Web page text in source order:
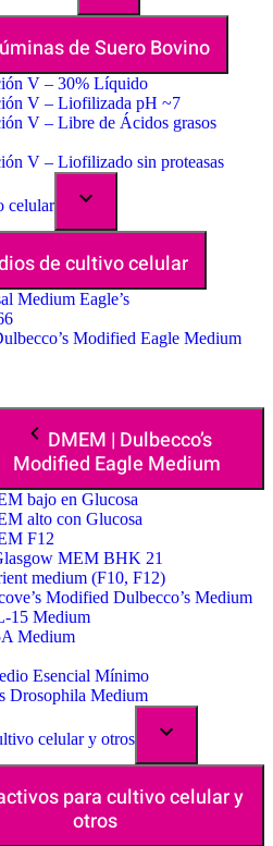
de Suero Bovino
V – 30% Líquido
V – Liofilizada pH ~7
V – Libre de Ácidos grasos
V – Liofilizado sin proteasas
celular
de cultivo celular
Medium Eagle’s
Modified Eagle Medium
DMEM | Dulbecco’s
Modified Eagle Medium
bajo en Glucosa
alto con Glucosa
F12
MEM BHK 21
medium (F10, F12)
Modified Dulbecco’s Medium
15 Medium
Medium
Esencial Mínimo
Drosophila Medium
celular y otros
para cultivo celular y
otros